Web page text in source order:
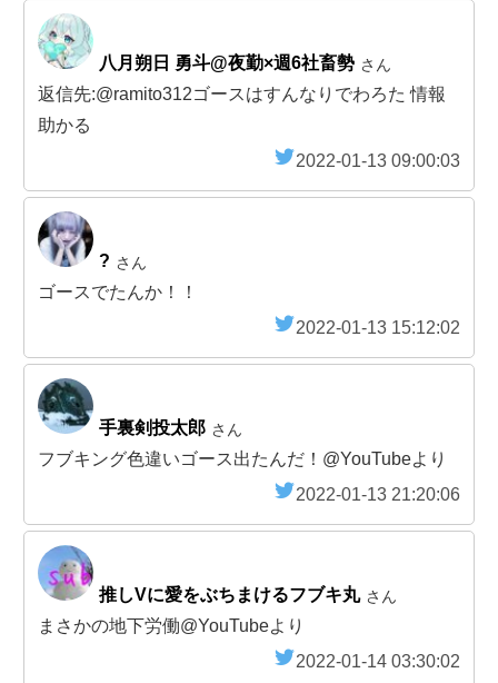
八月朔日 勇斗@夜勤×週6社畜勢 さん
返信先:@ramito312ゴースはすんなりでわろた 情報
助かる
2022-01-13 09:00:03
? さん
ゴースでたんか！！
2022-01-13 15:12:02
手裏剣投太郎 さん
フブキング色違いゴース出たんだ！@YouTubeより
2022-01-13 21:20:06
推しVに愛をぶちまけるフブキ丸 さん
まさかの地下労働@YouTubeより
2022-01-14 03:30:02